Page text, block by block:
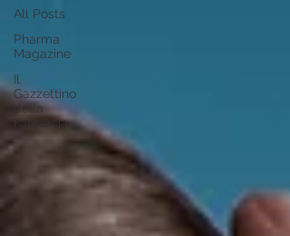
All Posts
Pharma
Magazine
Il
Gazzettino
della
Farmacia